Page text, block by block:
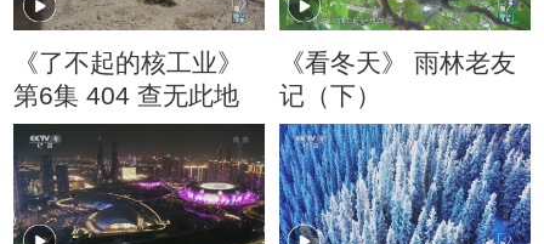
《了不起的核工业》
第6集 404 查无此地
《看冬天》 雨林老友
记（下）